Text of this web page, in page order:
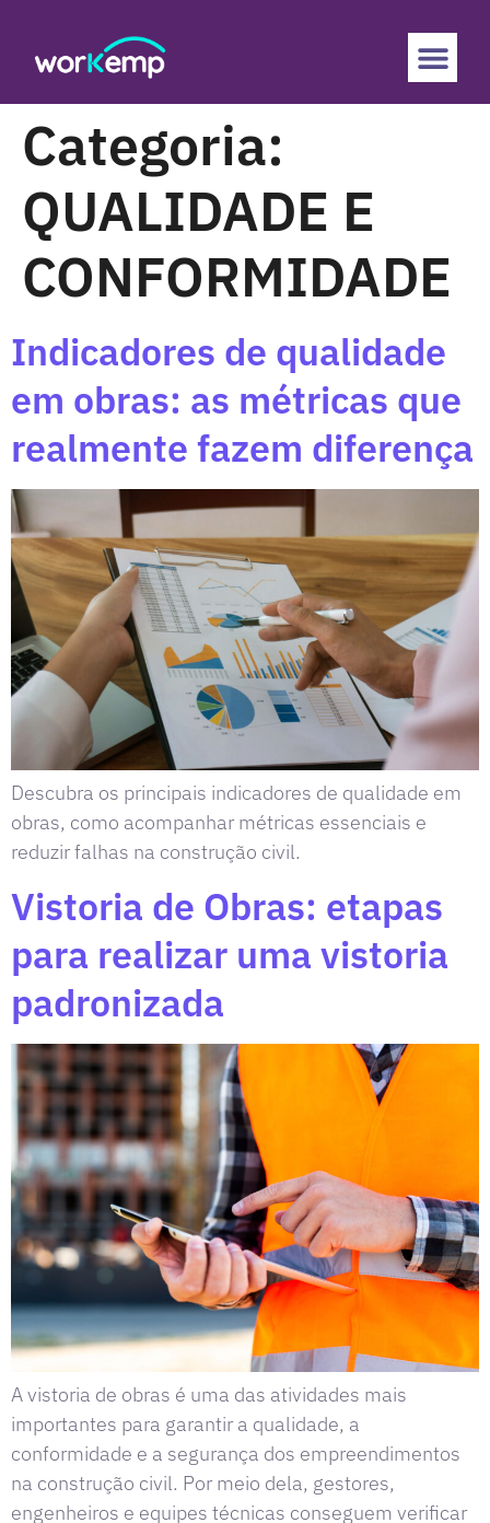
Categoria:
QUALIDADE E
CONFORMIDADE
Indicadores de qualidade
em obras: as métricas que
realmente fazem diferença
Descubra os principais indicadores de qualidade em
obras, como acompanhar métricas essenciais e
reduzir falhas na construção civil.
Vistoria de Obras: etapas
para realizar uma vistoria
padronizada
A vistoria de obras é uma das atividades mais
importantes para garantir a qualidade, a
conformidade e a segurança dos empreendimentos
na construção civil. Por meio dela, gestores,
engenheiros e equipes técnicas conseguem verificar